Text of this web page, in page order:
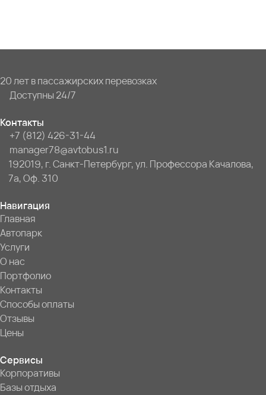
20 лет в пассажирских перевозках
Доступны 24/7
Контакты
+7 (812) 426-31-44
manager78@avtobus1.ru
192019, г. Санкт-Петербург, ул. Профессора Качалова,
7a, Оф. 310
Навигация
Главная
Автопарк
Услуги
О нас
Портфолио
Контакты
Способы оплаты
Отзывы
Цены
Сервисы
Корпоративы
Базы отдыха